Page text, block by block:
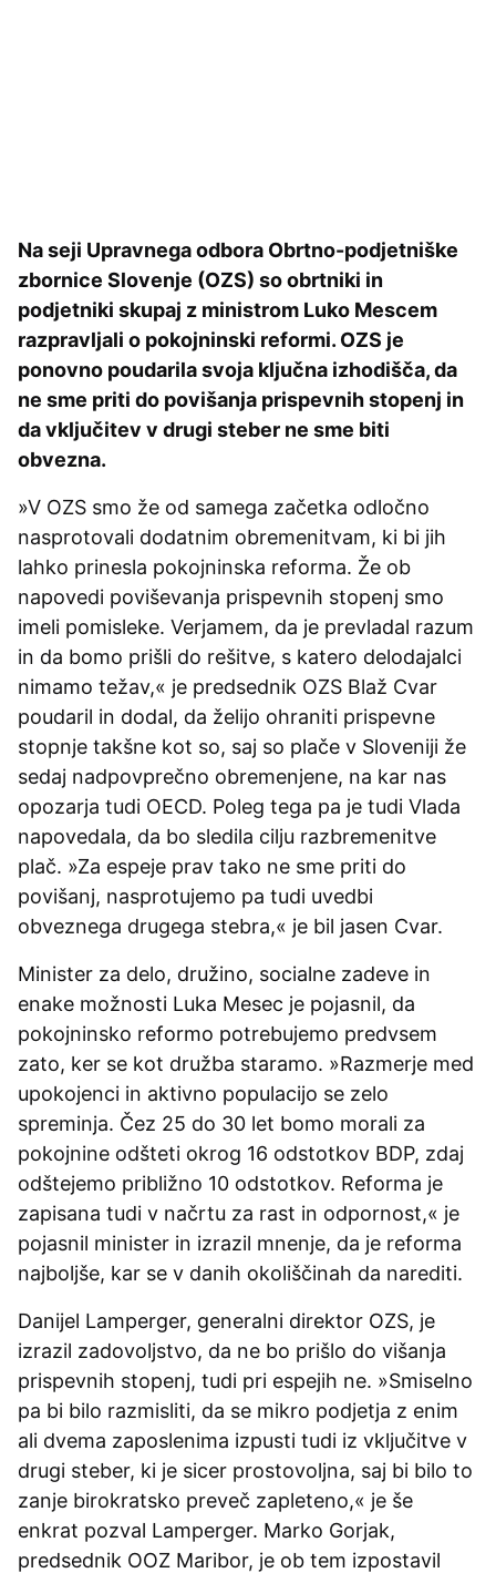
Na seji Upravnega odbora Obrtno-podjetniške
zbornice Slovenje (OZS) so obrtniki in
podjetniki skupaj z ministrom Luko Mescem
razpravljali o pokojninski reformi. OZS je
ponovno poudarila svoja ključna izhodišča, da
ne sme priti do povišanja prispevnih stopenj in
da vključitev v drugi steber ne sme biti
obvezna.
»V OZS smo že od samega začetka odločno
nasprotovali dodatnim obremenitvam, ki bi jih
lahko prinesla pokojninska reforma. Že ob
napovedi poviševanja prispevnih stopenj smo
imeli pomisleke. Verjamem, da je prevladal razum
in da bomo prišli do rešitve, s katero delodajalci
nimamo težav,« je predsednik OZS Blaž Cvar
poudaril in dodal, da želijo ohraniti prispevne
stopnje takšne kot so, saj so plače v Sloveniji že
sedaj nadpovprečno obremenjene, na kar nas
opozarja tudi OECD. Poleg tega pa je tudi Vlada
napovedala, da bo sledila cilju razbremenitve
plač. »Za espeje prav tako ne sme priti do
povišanj, nasprotujemo pa tudi uvedbi
obveznega drugega stebra,« je bil jasen Cvar.
Minister za delo, družino, socialne zadeve in
enake možnosti Luka Mesec je pojasnil, da
pokojninsko reformo potrebujemo predvsem
zato, ker se kot družba staramo. »Razmerje med
upokojenci in aktivno populacijo se zelo
spreminja. Čez 25 do 30 let bomo morali za
pokojnine odšteti okrog 16 odstotkov BDP, zdaj
odštejemo približno 10 odstotkov. Reforma je
zapisana tudi v načrtu za rast in odpornost,« je
pojasnil minister in izrazil mnenje, da je reforma
najboljše, kar se v danih okoliščinah da narediti.
Danijel Lamperger, generalni direktor OZS, je
izrazil zadovoljstvo, da ne bo prišlo do višanja
prispevnih stopenj, tudi pri espejih ne. »Smiselno
pa bi bilo razmisliti, da se mikro podjetja z enim
ali dvema zaposlenima izpusti tudi iz vključitve v
drugi steber, ki je sicer prostovoljna, saj bi bilo to
zanje birokratsko preveč zapleteno,« je še
enkrat pozval Lamperger. Marko Gorjak,
predsednik OOZ Maribor, je ob tem izpostavil